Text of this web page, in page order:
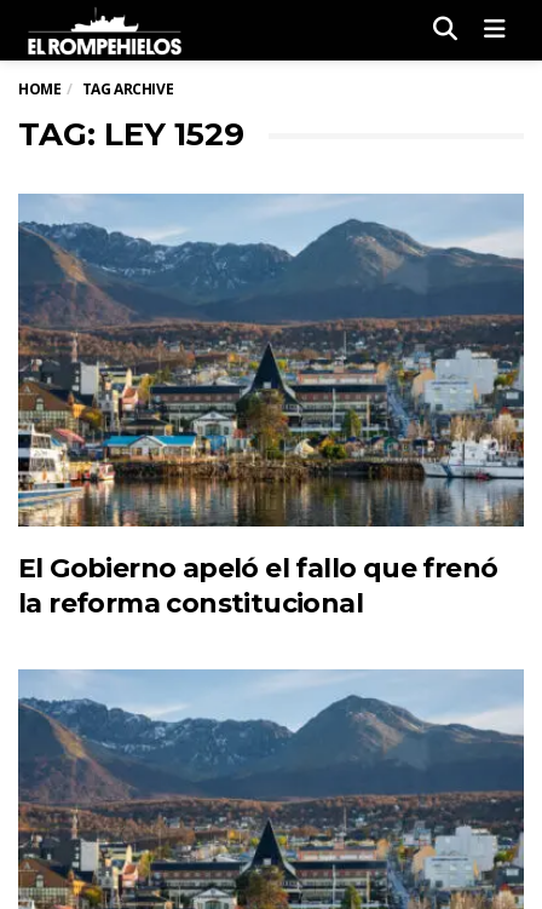
HOME TAG ARCHIVE
TAG: LEY 1529
El Gobierno apeló el fallo que frenó
la reforma constitucional